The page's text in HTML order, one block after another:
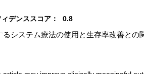
デンススコア： 0.8
システム療法の使用と生存率改善と